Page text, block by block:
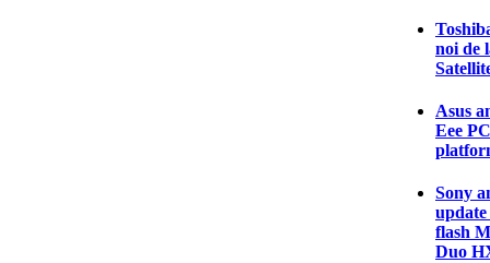
noi de
Asus
Eee
Sony
flash
Duo